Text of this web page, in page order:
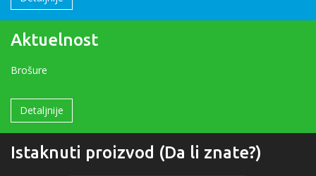
Aktuelnost
Brošure
Detaljnije
Istaknuti proizvod (Da li znate?)